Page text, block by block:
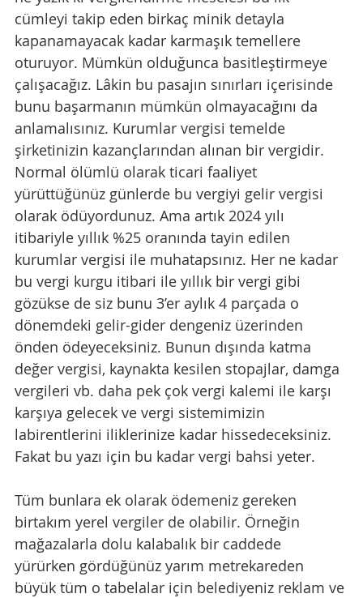
cümleyi takip eden birkaç minik detayla
kapanamayacak kadar karmaşık temellere
oturuyor. Mümkün olduğunca basitleştirmeye
çalışacağız. Lâkin bu pasajın sınırları içerisinde
bunu başarmanın mümkün olmayacağını da
anlamalısınız. Kurumlar vergisi temelde
şirketinizin kazançlarından alınan bir vergidir.
Normal ölümlü olarak ticari faaliyet
yürüttüğünüz günlerde bu vergiyi gelir vergisi
olarak ödüyordunuz. Ama artık 2024 yılı
itibariyle yıllık %25 oranında tayin edilen
kurumlar vergisi ile muhatapsınız. Her ne kadar
bu vergi kurgu itibari ile yıllık bir vergi gibi
gözükse de siz bunu 3’er aylık 4 parçada o
dönemdeki gelir-gider dengeniz üzerinden
önden ödeyeceksiniz. Bunun dışında katma
değer vergisi, kaynakta kesilen stopajlar, damga
vergileri vb. daha pek çok vergi kalemi ile karşı
karşıya gelecek ve vergi sistemimizin
labirentlerini iliklerinize kadar hissedeceksiniz.
Fakat bu yazı için bu kadar vergi bahsi yeter.
Tüm bunlara ek olarak ödemeniz gereken
birtakım yerel vergiler de olabilir. Örneğin
mağazalarla dolu kalabalık bir caddede
yürürken gördüğünüz yarım metrekareden
büyük tüm o tabelalar için belediyeniz reklam ve